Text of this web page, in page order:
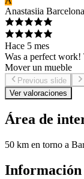
Anastasiia Barcelona
Hace 5 mes
Was a perfect work!
Mover un mueble
Previous slide
Ver valoraciones
Área de
50 km en torno a